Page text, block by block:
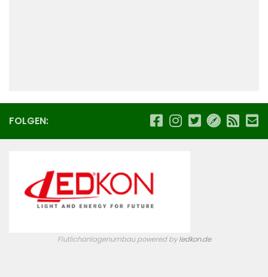
FOLGEN:
Flutlichanlagenumbau powered byledkon.de